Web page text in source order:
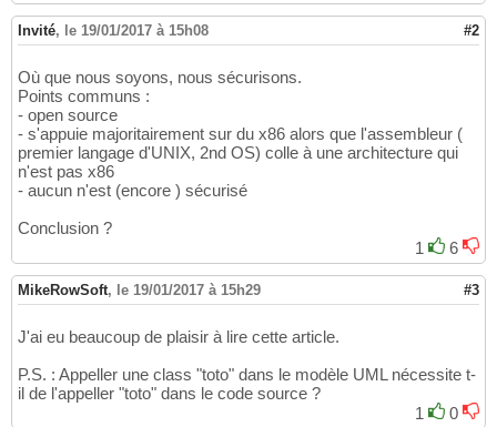
Invité, le 19/01/2017 à 15h08 #2
Où que nous soyons, nous sécurisons.
Points communs :
- open source
- s'appuie majoritairement sur du x86 alors que l'assembleur (
premier langage d'UNIX, 2nd OS) colle à une architecture qui
n'est pas x86
- aucun n'est (encore ) sécurisé
Conclusion ?
1
6
MikeRowSoft, le 19/01/2017 à 15h29 #3
J'ai eu beaucoup de plaisir à lire cette article.
P.S. : Appeller une class "toto" dans le modèle UML nécessite t-
il de l'appeller "toto" dans le code source ?
1
0